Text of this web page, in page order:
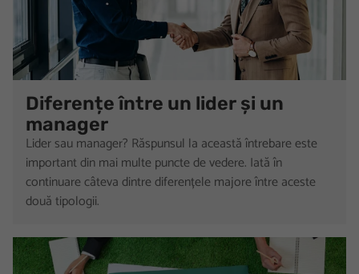
Diferențe între un lider și un
manager
Lider sau manager? Răspunsul la această întrebare este
important din mai multe puncte de vedere. Iată în
continuare câteva dintre diferențele majore între aceste
două tipologii.